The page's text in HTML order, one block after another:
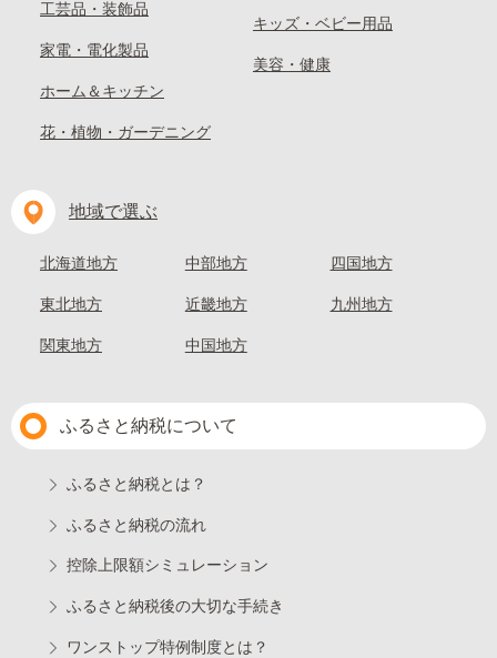
工芸品・装飾品
家電・電化製品
ホーム＆キッチン
花・植物・ガーデニング
キッズ・ベビー用品
美容・健康
地域で選ぶ
北海道地方
東北地方
関東地方
中部地方
近畿地方
中国地方
四国地方
九州地方
ふるさと納税について
ふるさと納税とは？
ふるさと納税の流れ
控除上限額シミュレーション
ふるさと納税後の大切な手続き
ワンストップ特例制度とは？